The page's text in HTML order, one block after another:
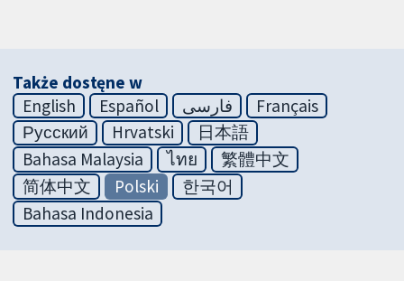
Także dostęne w
English
Español فارسی
Français
Русский
Hrvatski
日本語
Bahasa Malaysia
ไทย
繁體中文
简体中文
Polski
한국어
Bahasa Indonesia